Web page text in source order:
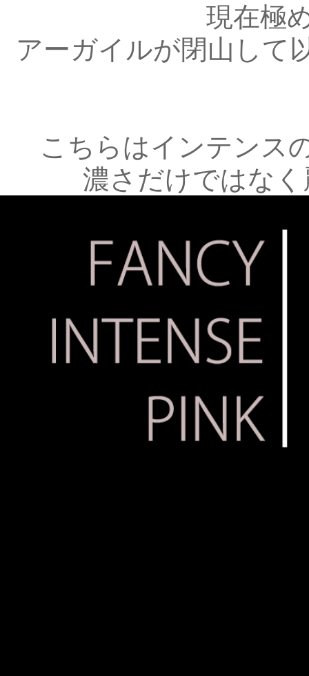
現在極
アーガイルが閉山して
こちらはインテンス
濃さだけではな